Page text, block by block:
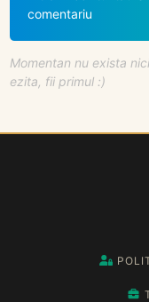
comentariu
Momentan nu exista
ezita, fii primul :)